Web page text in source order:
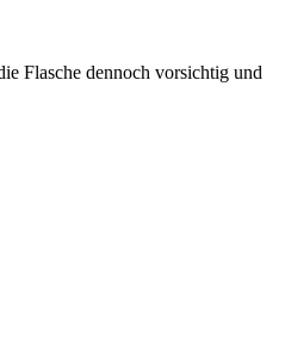
Flasche dennoch vorsichtig und